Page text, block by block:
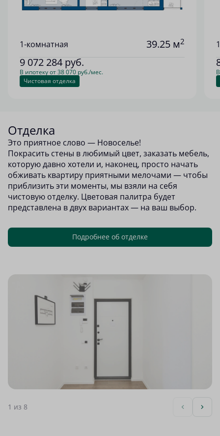
1-комнатная 39.25 м2
9 072 284 руб.
В ипотеку от 38 070 руб./мес.
Чистовая отделка
Отделка
Это приятное слово — Новоселье!
Покрасить стены в любимый цвет, заказать мебель,
которую давно хотели и, наконец, просто начать
обживать квартиру приятными мелочами — чтобы
приблизить эти моменты, мы взяли на себя
чистовую отделку. Цветовая палитра будет
представлена в двух вариантах — на ваш выбор.
Подробнее об отделке
1 из 8